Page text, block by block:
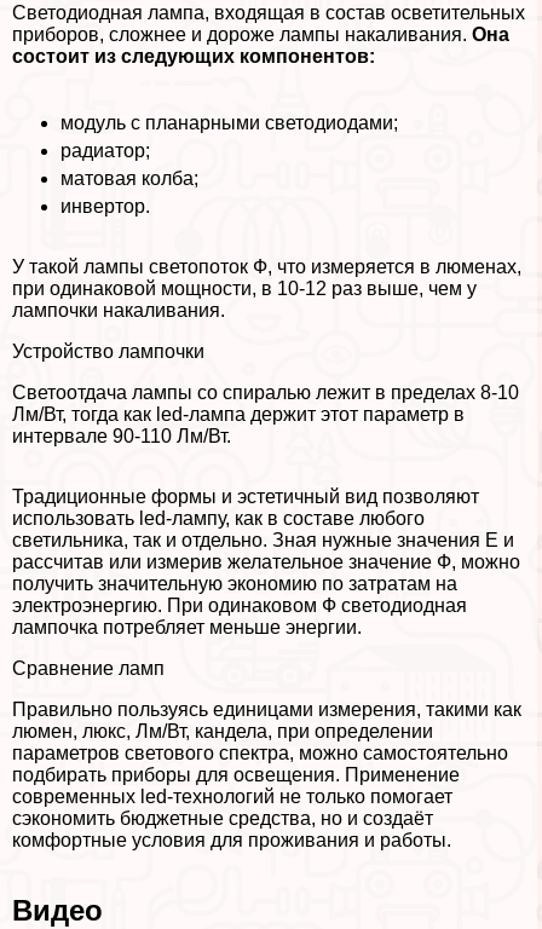
Светодиодная лампа, входящая в состав осветительных
приборов, сложнее и дороже лампы накаливания. Она
состоит из следующих компонентов:
модуль с планарными светодиодами;
радиатор;
матовая колба;
инвертор.
У такой лампы светопоток Ф, что измеряется в люменах,
при одинаковой мощности, в 10-12 раз выше, чем у
лампочки накаливания.
Устройство лампочки
Светоотдача лампы со спиралью лежит в пределах 8-10
Лм/Вт, тогда как led-лампа держит этот параметр в
интервале 90-110 Лм/Вт.
Традиционные формы и эстетичный вид позволяют
использовать led-лампу, как в составе любого
светильника, так и отдельно. Зная нужные значения E и
рассчитав или измерив желательное значение Ф, можно
получить значительную экономию по затратам на
электроэнергию. При одинаковом Ф светодиодная
лампочка потрeбляет меньше энергии.
Сравнение ламп
Правильно пользуясь единицами измерения, такими как
люмен, люкс, Лм/Вт, кандела, при определении
параметров светового спектра, можно самостоятельно
подбирать приборы для освещения. Применение
современных led-технологий не только помогает
сэкономить бюджетные средства, но и создаёт
комфортные условия для проживания и работы.
Видео